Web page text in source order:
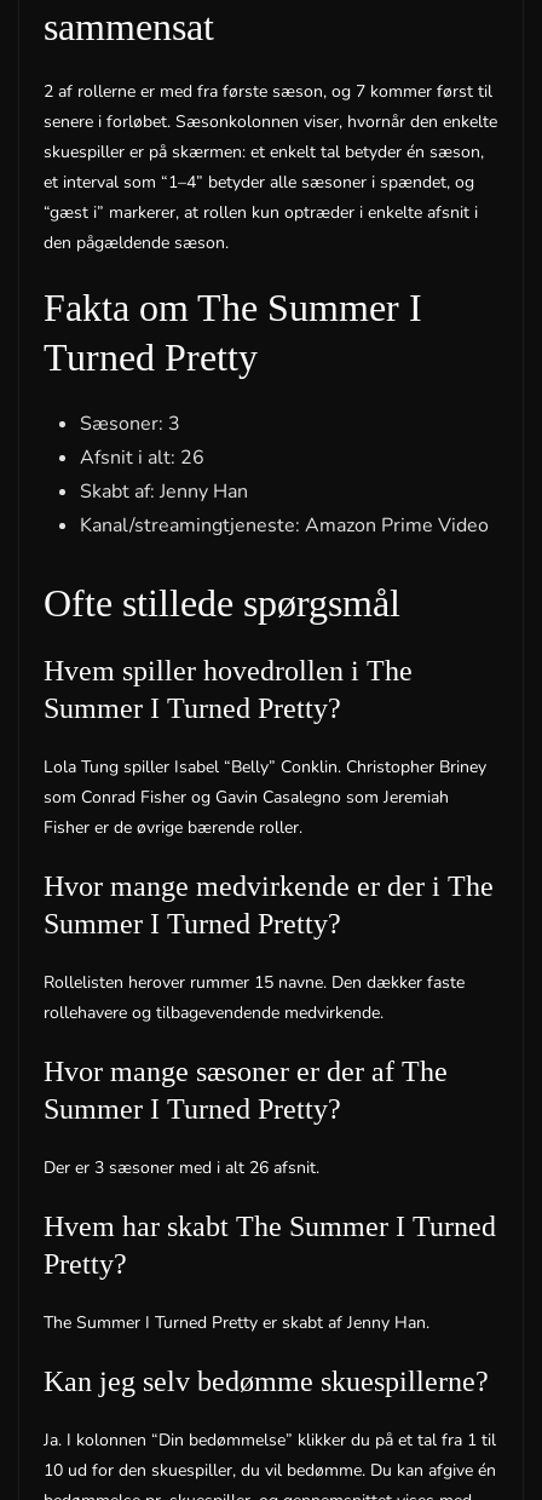
sammensat
2 af rollerne er med fra første sæson, og 7 kommer først til
senere i forløbet. Sæsonkolonnen viser, hvornår den enkelte
skuespiller er på skærmen: et enkelt tal betyder én sæson,
et interval som “1–4” betyder alle sæsoner i spændet, og
“gæst i” markerer, at rollen kun optræder i enkelte afsnit i
den pågældende sæson.
Fakta om The Summer I
Turned Pretty
Sæsoner: 3
Afsnit i alt: 26
Skabt af: Jenny Han
Kanal/streamingtjeneste: Amazon Prime Video
Ofte stillede spørgsmål
Hvem spiller hovedrollen i The
Summer I Turned Pretty?
Lola Tung spiller Isabel “Belly” Conklin. Christopher Briney
som Conrad Fisher og Gavin Casalegno som Jeremiah
Fisher er de øvrige bærende roller.
Hvor mange medvirkende er der i The
Summer I Turned Pretty?
Rollelisten herover rummer 15 navne. Den dækker faste
rollehavere og tilbagevendende medvirkende.
Hvor mange sæsoner er der af The
Summer I Turned Pretty?
Der er 3 sæsoner med i alt 26 afsnit.
Hvem har skabt The Summer I Turned
Pretty?
The Summer I Turned Pretty er skabt af Jenny Han.
Kan jeg selv bedømme skuespillerne?
Ja. I kolonnen “Din bedømmelse” klikker du på et tal fra 1 til
10 ud for den skuespiller, du vil bedømme. Du kan afgive én